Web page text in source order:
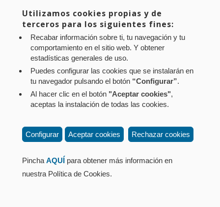
Vocal
A propuesta del Parlamento Foral
Utilizamos cookies propias y de
terceros para los siguientes fines:
Recabar información sobre ti, tu navegación y tu
comportamiento en el sitio web. Y obtener
estadísticas generales de uso.
Puedes configurar las cookies que se instalarán en
tu navegador pulsando el botón “Configurar”.
Al hacer clic en el botón "Aceptar cookies",
aceptas la instalación de todas las cookies.
Configurar Aceptar cookies Rechazar cookies
Pincha AQUÍ para obtener más información en
nuestra Política de Cookies.